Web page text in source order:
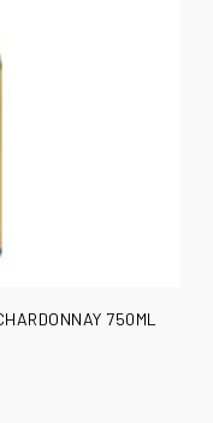
750ML